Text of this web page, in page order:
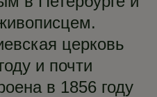
церковь
и почти
в 1856 году